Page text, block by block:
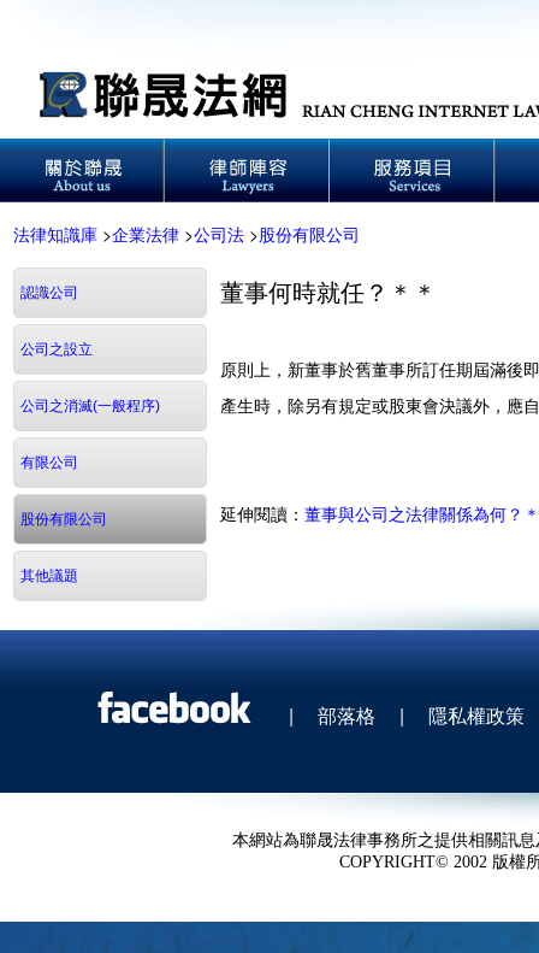
法律知識庫 >企業法律 >公司法 >股份有限公司
認識公司
公司之設立
公司之消滅(一般程序)
有限公司
股份有限公司
其他議題
董事何時就任？＊＊
原則上，新董事於舊董事所訂任期屆滿後
產生時，除另有規定或股東會決議外，應
延伸閱讀： 董事與公司之法律關係為何？
| 部落格 | 隱私權政策
本網站為聯晟法律事務所之提供相關訊
COPYRIGHT© 2002 版權